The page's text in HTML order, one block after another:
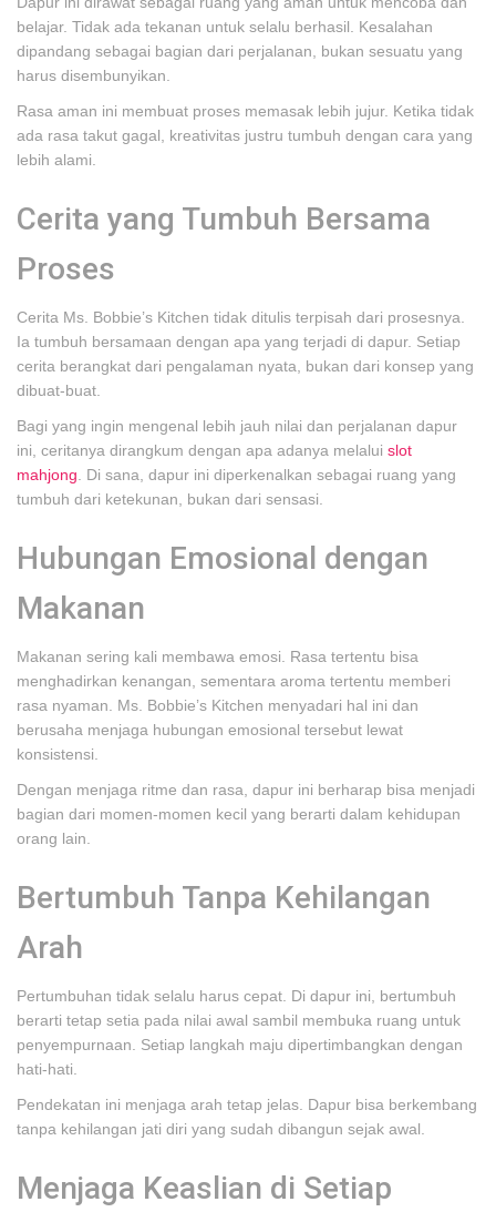
belajar. Tidak ada tekanan untuk selalu berhasil. Kesalahan
dipandang sebagai bagian dari perjalanan, bukan sesuatu yang
harus disembunyikan.
Rasa aman ini membuat proses memasak lebih jujur. Ketika tidak
ada rasa takut gagal, kreativitas justru tumbuh dengan cara yang
lebih alami.
Cerita yang Tumbuh Bersama
Proses
Cerita Ms. Bobbie’s Kitchen tidak ditulis terpisah dari prosesnya.
Ia tumbuh bersamaan dengan apa yang terjadi di dapur. Setiap
cerita berangkat dari pengalaman nyata, bukan dari konsep yang
dibuat-buat.
Bagi yang ingin mengenal lebih jauh nilai dan perjalanan dapur
ini, ceritanya dirangkum dengan apa adanya melalui slot
mahjong . Di sana, dapur ini diperkenalkan sebagai ruang yang
tumbuh dari ketekunan, bukan dari sensasi.
Hubungan Emosional dengan
Makanan
Makanan sering kali membawa emosi. Rasa tertentu bisa
menghadirkan kenangan, sementara aroma tertentu memberi
rasa nyaman. Ms. Bobbie’s Kitchen menyadari hal ini dan
berusaha menjaga hubungan emosional tersebut lewat
konsistensi.
Dengan menjaga ritme dan rasa, dapur ini berharap bisa menjadi
bagian dari momen-momen kecil yang berarti dalam kehidupan
orang lain.
Bertumbuh Tanpa Kehilangan
Arah
Pertumbuhan tidak selalu harus cepat. Di dapur ini, bertumbuh
berarti tetap setia pada nilai awal sambil membuka ruang untuk
penyempurnaan. Setiap langkah maju dipertimbangkan dengan
hati-hati.
Pendekatan ini menjaga arah tetap jelas. Dapur bisa berkembang
tanpa kehilangan jati diri yang sudah dibangun sejak awal.
Menjaga Keaslian di Setiap